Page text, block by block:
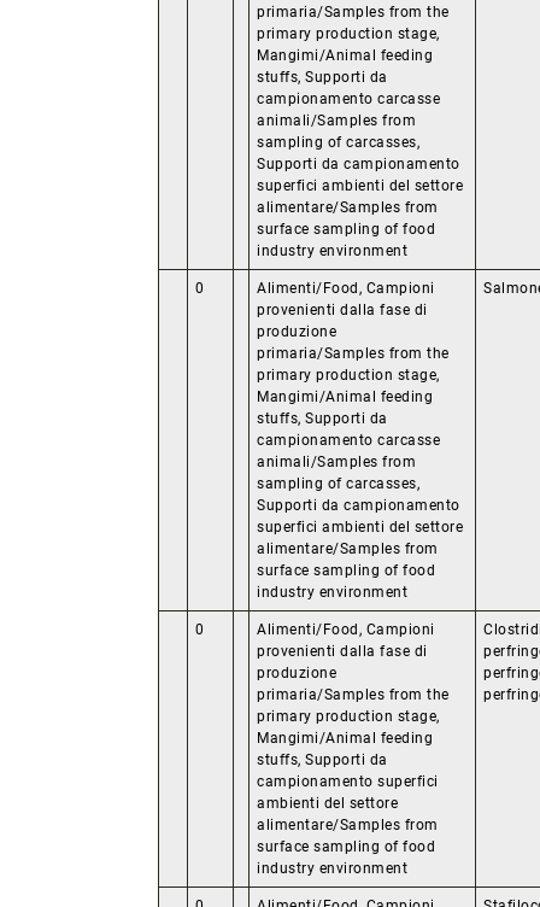
primaria/Samples from the
primary production stage,
Mangimi/Animal feeding
stuffs, Supporti da
campionamento carcasse
animali/Samples from
sampling of carcasses,
Supporti da campionamento
superfici ambienti del settore
alimentare/Samples from
surface sampling of food
industry environment
0
Alimenti/Food, Campioni
provenienti dalla fase di
produzione
primaria/Samples from the
primary production stage,
Mangimi/Animal feeding
stuffs, Supporti da
campionamento carcasse
animali/Samples from
sampling of carcasses,
Supporti da campionamento
superfici ambienti del settore
alimentare/Samples from
surface sampling of food
industry environment
0
Alimenti/Food, Campioni
provenienti dalla fase di
produzione
primaria/Samples from the
primary production stage,
Mangimi/Animal feeding
stuffs, Supporti da
campionamento superfici
ambienti del settore
alimentare/Samples from
surface sampling of food
industry environment